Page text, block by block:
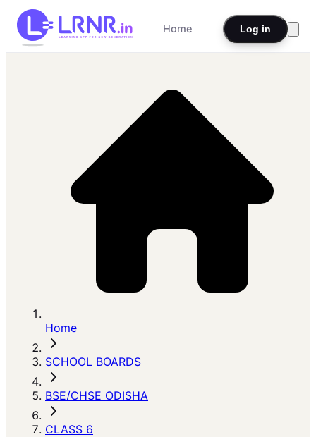
Home Log in
Home
SCHOOL BOARDS
BSE/CHSE ODISHA
CLASS 6